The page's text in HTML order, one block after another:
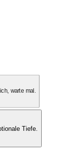
warte mal.
Tiefe.